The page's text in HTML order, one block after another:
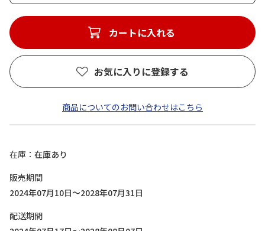
カートに入れる
お気に入りに登録する
商品についてのお問い合わせはこちら
在庫
在庫あり
販売期間
2024年07月10日～2028年07月31日
配送期間